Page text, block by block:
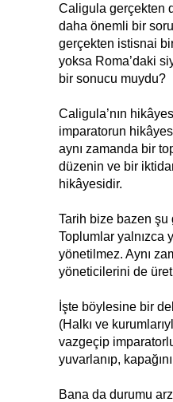
Caligula gerçekten
daha önemli bir
gerçekten istisnai
yoksa Roma’daki
bir sonucu muydu?
Caligula’nın
imparatorun
aynı zamanda bir
düzenin ve bir
hikâyesidir.
Tarih bize bazen şu
Toplumlar yalnızca
yönetilmez. Aynı
yöneticilerini de
İşte böylesine bir
(Halkı ve
vazgeçip
yuvarlanıp,
Bana da durumu arz